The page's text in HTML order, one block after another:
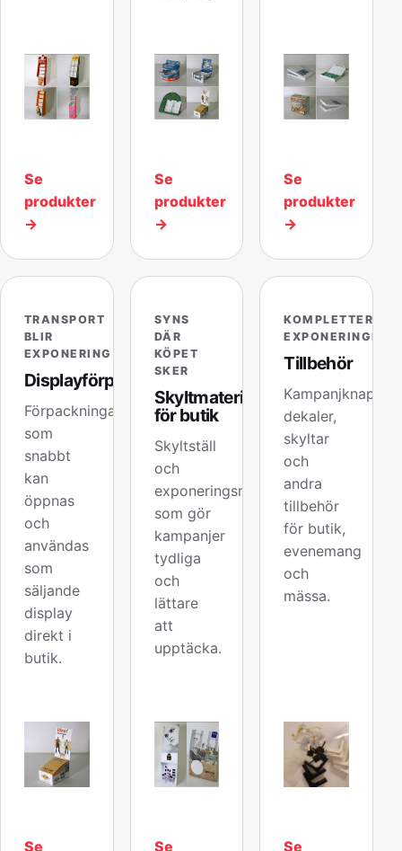
Se
produkter
→
Se
produkter
→
Se
produkter
→
TRANSPORT
BLIR
EXPONERING
Displayförpackningar
Förpackningar
som
snabbt
kan
öppnas
och
användas
som
säljande
display
direkt i
butik.
Se
SYNS
DÄR
KÖPET
SKER
Skyltmaterial
för butik
Skyltställ
och
exponeringsmaterial
som gör
kampanjer
tydliga
och
lättare
att
upptäcka.
Se
KOMPLETTERA
EXPONERINGEN
Tillbehör
Kampanjknappar,
dekaler,
skyltar
och
andra
tillbehör
för butik,
evenemang
och
mässa.
Se